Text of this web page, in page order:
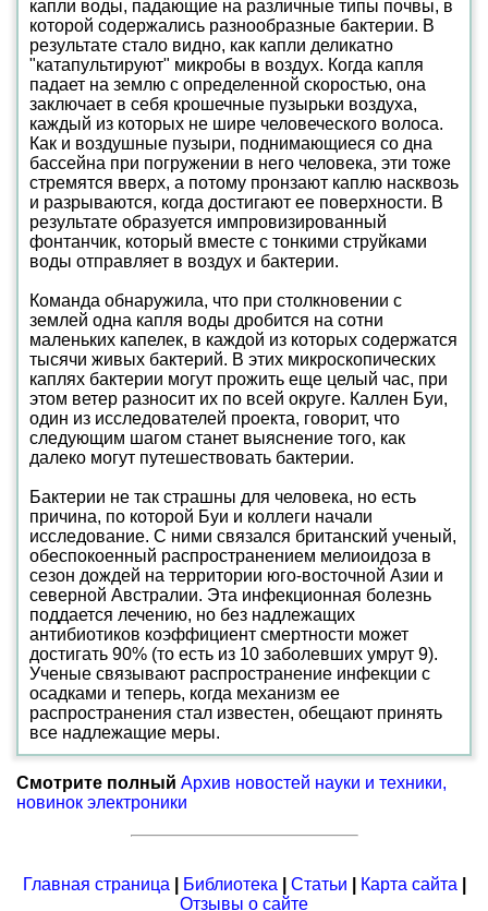
капли воды, падающие на различные типы почвы, в
которой содержались разнообразные бактерии. В
результате стало видно, как капли деликатно
"катапультируют" микробы в воздух. Когда капля
падает на землю с определенной скоростью, она
заключает в себя крошечные пузырьки воздуха,
каждый из которых не шире человеческого волоса.
Как и воздушные пузыри, поднимающиеся со дна
бассейна при погружении в него человека, эти тоже
стремятся вверх, а потому пронзают каплю насквозь
и разрываются, когда достигают ее поверхности. В
результате образуется импровизированный
фонтанчик, который вместе с тонкими струйками
воды отправляет в воздух и бактерии.
Команда обнаружила, что при столкновении с
землей одна капля воды дробится на сотни
маленьких капелек, в каждой из которых содержатся
тысячи живых бактерий. В этих микроскопических
каплях бактерии могут прожить еще целый час, при
этом ветер разносит их по всей округе. Каллен Буи,
один из исследователей проекта, говорит, что
следующим шагом станет выяснение того, как
далеко могут путешествовать бактерии.
Бактерии не так страшны для человека, но есть
причина, по которой Буи и коллеги начали
исследование. С ними связался британский ученый,
обеспокоенный распространением мелиоидоза в
сезон дождей на территории юго-восточной Азии и
северной Австралии. Эта инфекционная болезнь
поддается лечению, но без надлежащих
антибиотиков коэффициент смертности может
достигать 90% (то есть из 10 заболевших умрут 9).
Ученые связывают распространение инфекции с
осадками и теперь, когда механизм ее
распространения стал известен, обещают принять
все надлежащие меры.
Смотрите полный Архив новостей науки и техники,
новинок электроники
Главная страница Библиотека Статьи Карта сайта
Отзывы о сайте